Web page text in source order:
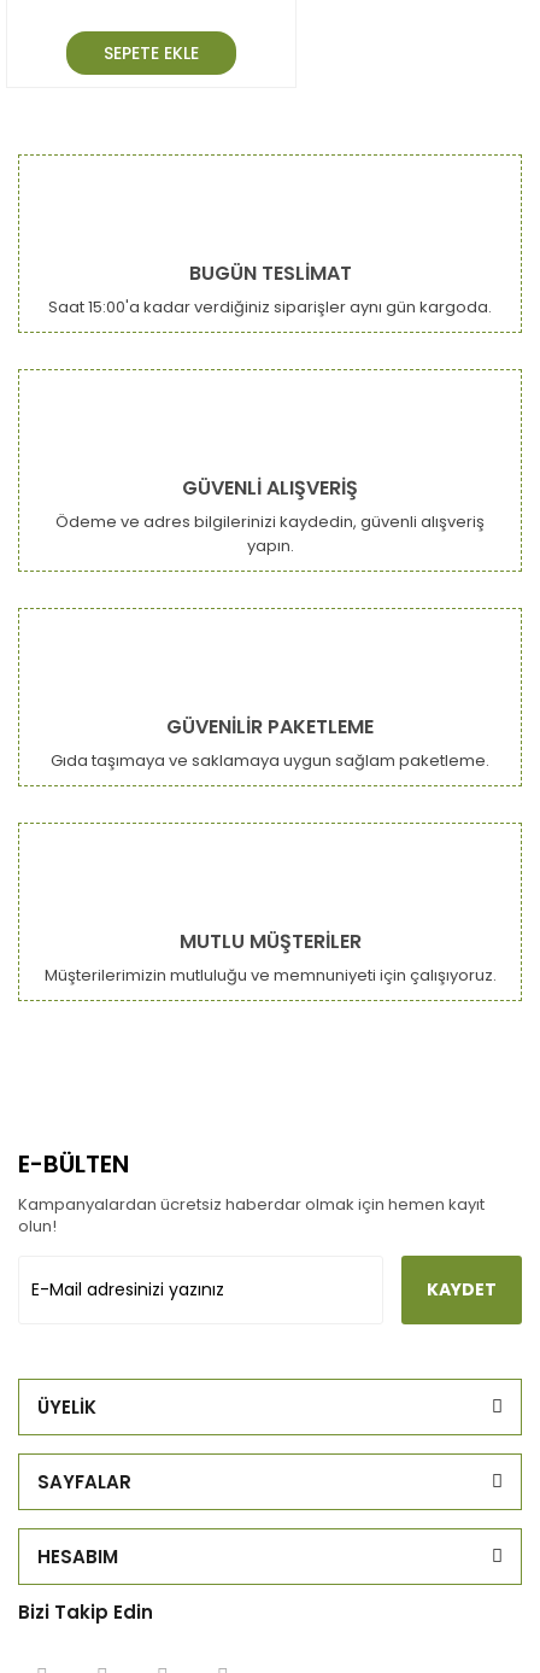
SEPETE EKLE
BUGÜN TESLİMAT
Saat 15:00'a kadar verdiğiniz siparişler aynı gün kargoda.
GÜVENLİ ALIŞVERİŞ
Ödeme ve adres bilgilerinizi kaydedin, güvenli alışveriş
yapın.
GÜVENİLİR PAKETLEME
Gıda taşımaya ve saklamaya uygun sağlam paketleme.
MUTLU MÜŞTERİLER
Müşterilerimizin mutluluğu ve memnuniyeti için çalışıyoruz.
E-BÜLTEN
Kampanyalardan ücretsiz haberdar olmak için hemen kayıt
olun!
KAYDET
ÜYELİK
SAYFALAR
HESABIM
Bizi Takip Edin